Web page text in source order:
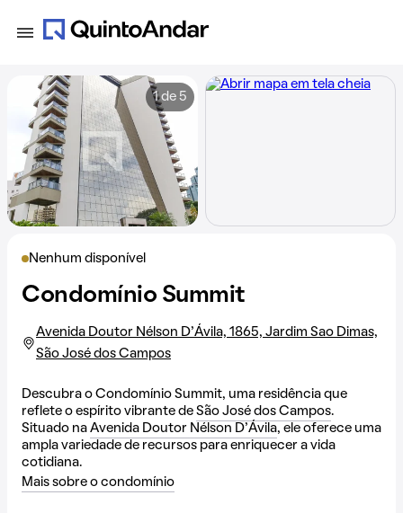
Nenhum disponível
Condomínio Summit
Avenida Doutor Nélson D'Ávila, 1865, Jardim Sao Dimas,
São José dos Campos
Descubra o Condomínio Summit, uma residência que
reflete o espírito vibrante de São José dos Campos.
Situado na Avenida Doutor Nélson D'Ávila, ele oferece uma
ampla variedade de recursos para enriquecer a vida
cotidiana.
Mais sobre o condomínio
1 de 5